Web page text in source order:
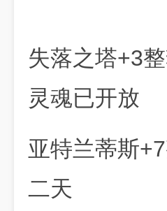
失落之塔+3
灵魂已开放
亚特兰蒂斯
二天